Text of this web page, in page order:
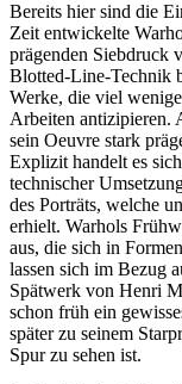
Bereits hier sind die
Zeit entwickelte
prägenden Siebdruck
Blotted-Line-Technik
Werke, die viel
Arbeiten antizipieren.
sein Oeuvre stark
Explizit handelt es
technischer
des Porträts, welche
erhielt. Warhols
aus, die sich in
lassen sich im Bezug
Spätwerk von Henri
schon früh ein
später zu seinem
Spur zu sehen ist.